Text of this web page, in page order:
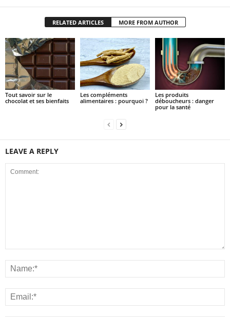
RELATED ARTICLES MORE FROM AUTHOR
Tout savoir sur le
chocolat et ses bienfaits
Les compléments
alimentaires : pourquoi ?
Les produits
déboucheurs : danger
pour la santé
LEAVE A REPLY